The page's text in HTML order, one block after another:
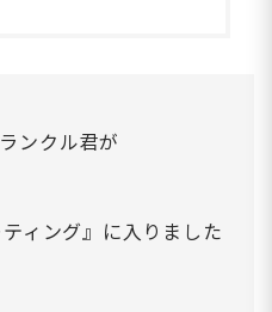
ンクル君が
ティング』に入りました